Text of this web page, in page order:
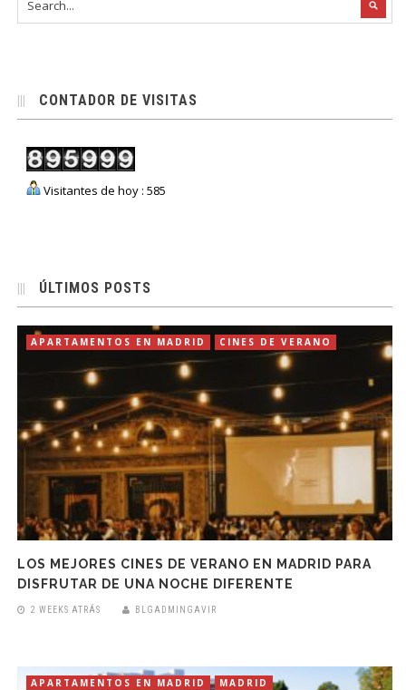
CONTADOR DE VISITAS
Visitantes de hoy : 585
ÚLTIMOS POSTS
APARTAMENTOS EN MADRID CINES DE VERANO
LOS MEJORES CINES DE VERANO EN MADRID PARA
DISFRUTAR DE UNA NOCHE DIFERENTE
2 WEEKS ATRÁS BLGADMINGAVIR
APARTAMENTOS EN MADRID
MADRID